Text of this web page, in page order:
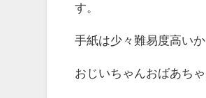
す。
手紙は少々難易度高い
おじいちゃんおばあち